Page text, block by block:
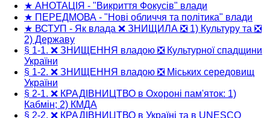
★ АНОТАЦІЯ - "Викриття Фокусів" влади
★ ПЕРЕДМОВА - "Нові обличчя та політика" влади
★ ВСТУП - Як влада ❌ ЗНИЩИЛА ❎ 1) Культуру та ❎
2) Державу
§ 1-1. ❌ ЗНИЩЕННЯ владою ❎ Культурної спадщини
України
§ 1-2. ❌ ЗНИЩЕННЯ владою ❎ Міських середовищ
України
§ 2-1. ❌ КРАДІВНИЦТВО в Охороні пам'яток: 1)
Кабмін; 2) КМДА
§ 2-2. ❌ КРАДІВНИЦТВО в Україні та в UNESCO